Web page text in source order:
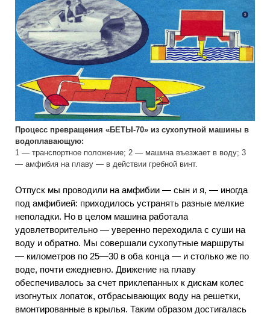
Процесс превращения «БЕТЫ-70» из сухопутной машины в
водоплавающую:
1 — транспортное положение; 2 — машина въезжает в воду; 3
— амфибия на плаву — в действии гребной винт.
Отпуск мы проводили на амфибии — сын и я, — иногда
под амфибией: приходилось устранять разные мелкие
неполадки. Но в целом машина работала
удовлетворительно — уверенно переходила с суши на
воду и обратно. Мы совершали сухопутные маршруты
— километров по 25—30 в оба конца — и столько же по
воде, почти ежедневно. Движение на плаву
обеспечивалось за счет приклепанных к дискам колес
изогнутых лопаток, отбрасывающих воду на решетки,
вмонтированные в крылья. Таким образом достигалась